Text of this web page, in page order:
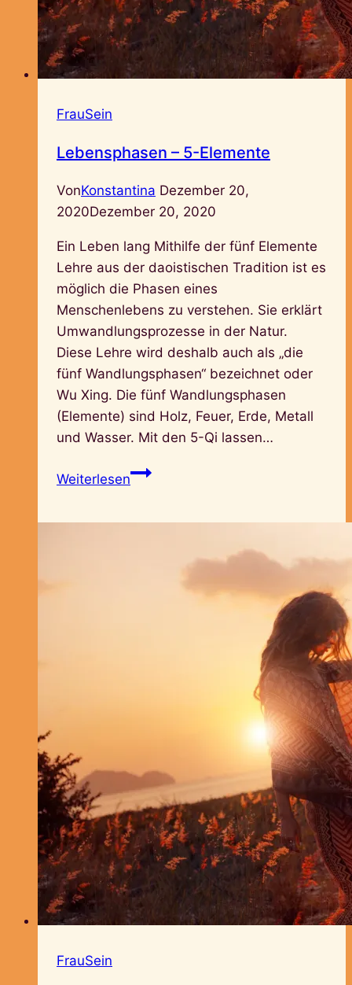
FrauSein
Lebensphasen – 5-Elemente
VonKonstantina Dezember 20,
2020Dezember 20, 2020
Ein Leben lang Mithilfe der fünf Elemente
Lehre aus der daoistischen Tradition ist es
möglich die Phasen eines
Menschenlebens zu verstehen. Sie erklärt
Umwandlungsprozesse in der Natur.
Diese Lehre wird deshalb auch als „die
fünf Wandlungsphasen“ bezeichnet oder
Wu Xing. Die fünf Wandlungsphasen
(Elemente) sind Holz, Feuer, Erde, Metall
und Wasser. Mit den 5-Qi lassen…
WeiterlesenLebensphasen
FrauSein